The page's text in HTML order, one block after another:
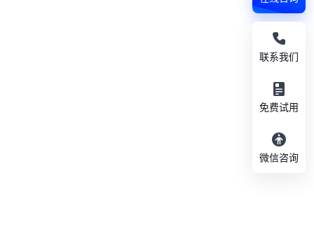
联系我们
免费试用
微信咨询